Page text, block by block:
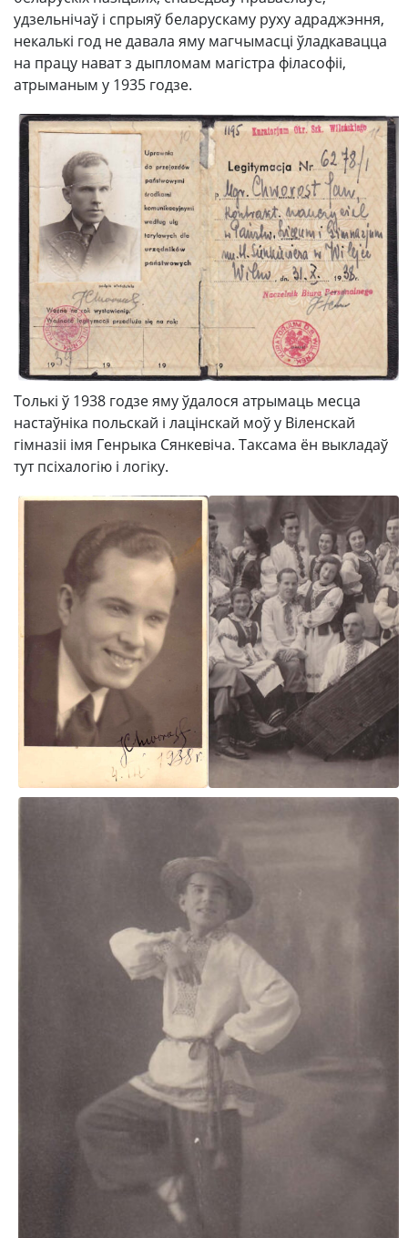
удзельнічаў і спрыяў беларускаму руху адраджэння,
некалькі год не давала яму магчымасці ўладкавацца
на працу нават з дыпломам магістра філасофіі,
атрыманым у 1935 годзе.
Толькі ў 1938 годзе яму ўдалося атрымаць месца
настаўніка польскай і лацінскай моў у Віленскай
гімназіі імя Генрыка Сянкевіча. Таксама ён выкладаў
тут псіхалогію і логіку.